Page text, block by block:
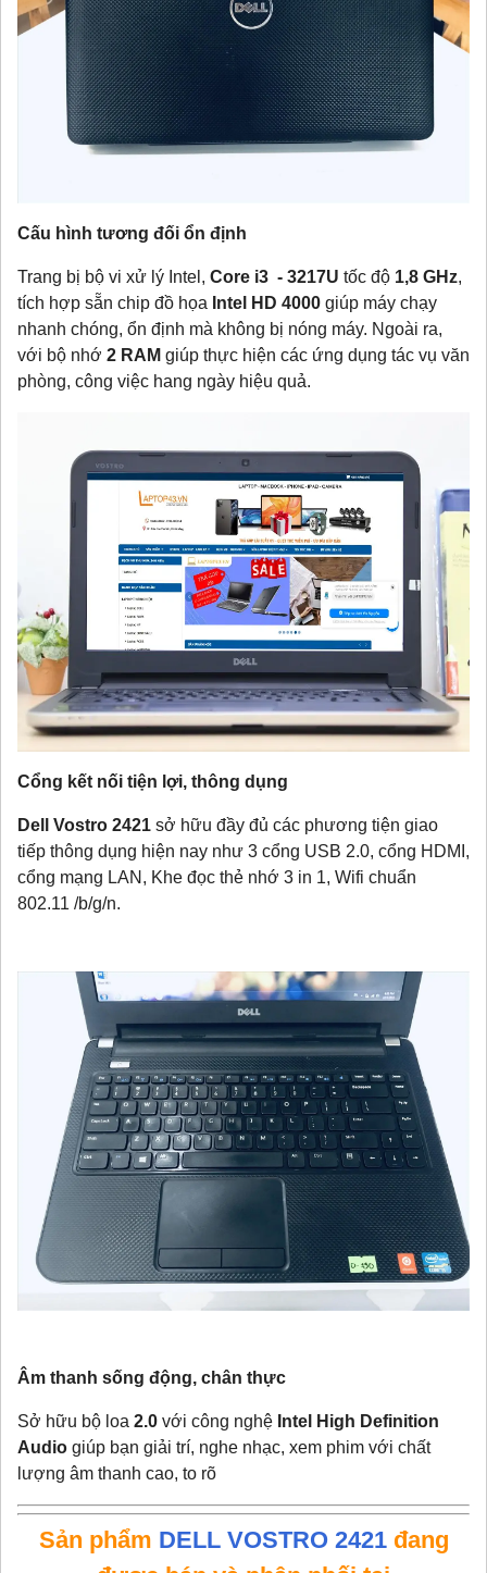
Cấu hình tương đối ổn định
Trang bị bộ vi xử lý Intel, Core i3 - 3217U tốc độ 1,8 GHz,
tích hợp sẵn chip đồ họa Intel HD 4000 giúp máy chạy
nhanh chóng, ổn định mà không bị nóng máy. Ngoài ra,
với bộ nhớ 2 RAM giúp thực hiện các ứng dụng tác vụ văn
phòng, công việc hang ngày hiệu quả.
Cổng kết nối tiện lợi, thông dụng
Dell Vostro 2421 sở hữu đầy đủ các phương tiện giao
tiếp thông dụng hiện nay như 3 cổng USB 2.0, cổng HDMI,
cổng mạng LAN, Khe đọc thẻ nhớ 3 in 1, Wifi chuẩn
802.11 /b/g/n.
Âm thanh sống động, chân thực
Sở hữu bộ loa 2.0 với công nghệ Intel High Definition
Audio giúp bạn giải trí, nghe nhạc, xem phim với chất
lượng âm thanh cao, to rõ
Sản phẩm DELL VOSTRO 2421 đang